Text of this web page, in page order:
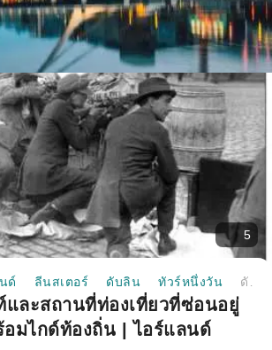
5
ด์ ลีนสเตอร์ ดับลิน ทัวร์หนึ่งวัน
และสถานที่ท่องเที่ยวที่ซ่อนอยู่
มไกด์ท้องถิ่น | ไอร์แลนด์